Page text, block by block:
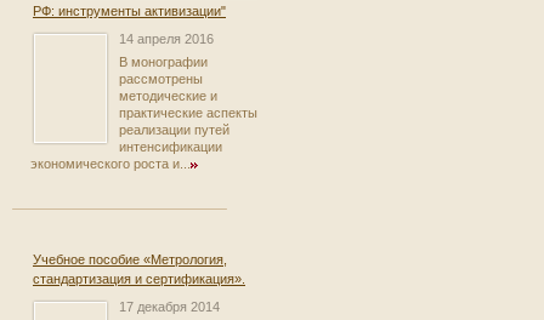
РФ: инструменты активизации"
14 апреля 2016
В монографии
рассмотрены
методические и
практические аспекты
реализации путей
интенсификации
экономического роста и...
Учебное пособие «Метрология,
стандартизация и сертификация».
17 декабря 2014